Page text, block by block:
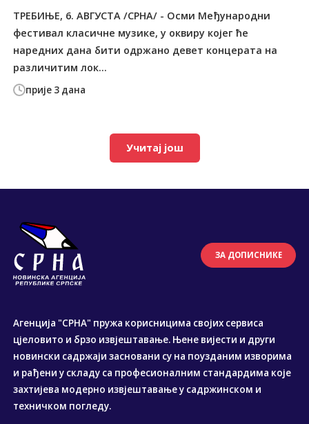
прије 3 дана
ТРЕБИЊЕ, 6. АВГУСТА /СРНА/ - Осми Међународни
фестивал класичне музике, у оквиру којег ће
наредних дана бити одржано девет концерата на
различитим лок...
Учитај још
ЗА ДОПИСНИКЕ
Агенција "СРНА" пружа корисницима својих сервиса
цјеловито и брзо извјештавање. Њене вијести и други
новински садржаји засновани су на поузданим изворима
и рађени у складу са професионалним стандардима које
захтијева модерно извјештавање у садржинском и
техничком погледу.